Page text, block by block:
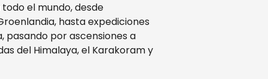
el mundo, desde
hasta expediciones
pasando por ascensiones a
del Himalaya, el Karakoram y